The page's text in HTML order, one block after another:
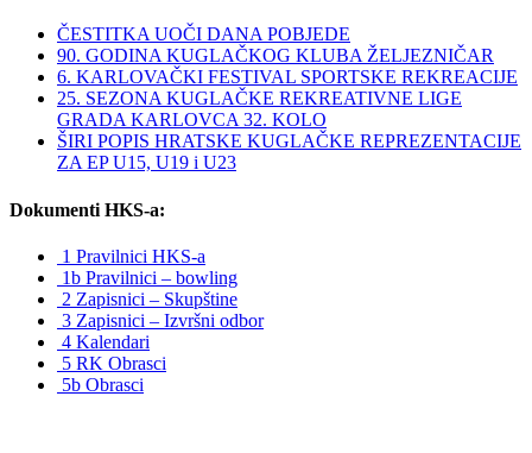
ČESTITKA UOČI DANA POBJEDE
90. GODINA KUGLAČKOG KLUBA ŽELJEZNIČAR
6. KARLOVAČKI FESTIVAL SPORTSKE REKREACIJE
25. SEZONA KUGLAČKE REKREATIVNE LIGE
GRADA KARLOVCA 32. KOLO
ŠIRI POPIS HRATSKE KUGLAČKE REPREZENTACIJE
ZA EP U15, U19 i U23
Dokumenti HKS-a:
1 Pravilnici HKS-a
1b Pravilnici – bowling
2 Zapisnici – Skupštine
3 Zapisnici – Izvršni odbor
4 Kalendari
5 RK Obrasci
5b Obrasci